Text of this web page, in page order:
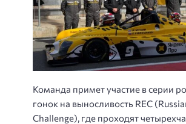
Команда примет участие в серии
гонок на выносливость REC
Challenge), где проходят